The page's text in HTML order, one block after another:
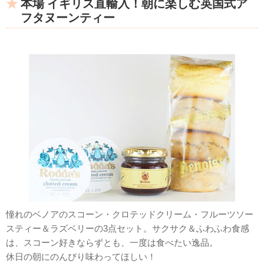
本場 イギリス直輸入！朝に楽しむ英国式ア
フタヌーンティー
憧れのベノアのスコーン・クロテッドクリーム・フルーツソー
スティー＆ラズベリーの3点セット。サクサク＆ふわふわ食感
は、スコーン好きならずとも、一度は食べたい逸品。
休日の朝にのんびり味わってほしい！